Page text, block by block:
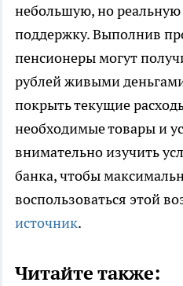
небольшую, но
поддержку. Выполнив
пенсионеры могут
рублей живыми
покрыть текущие
необходимые товары и
внимательно изучить
банка, чтобы
воспользоваться этой
источник.
Читайте также: